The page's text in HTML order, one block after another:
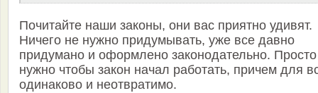
Почитайте наши законы, они вас приятно удивят.
Ничего не нужно придумывать, уже все давно
придумано и оформлено законодательно. Просто
нужно чтобы закон начал работать, причем для
одинаково и неотвратимо.